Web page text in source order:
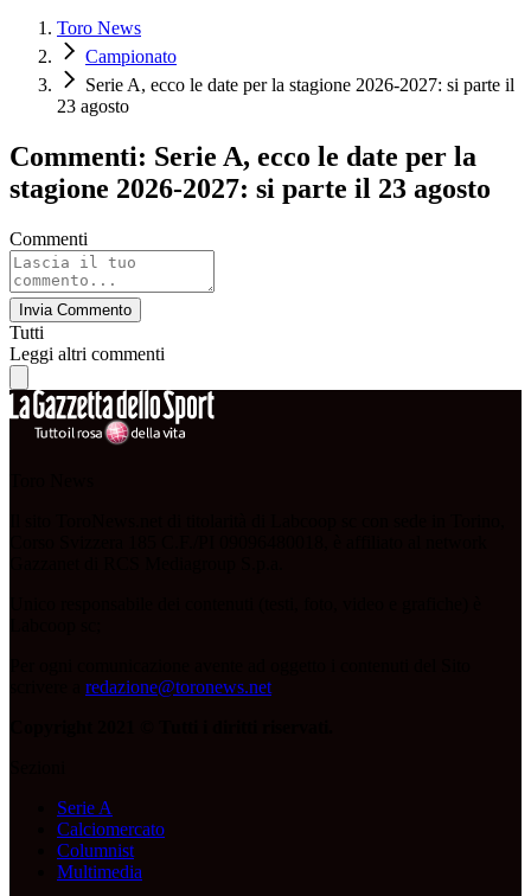
Toro News
Campionato
Serie A, ecco le date per la stagione 2026-2027: si parte il
23 agosto
Commenti: Serie A, ecco le date per la
stagione 2026-2027: si parte il 23 agosto
Commenti
Invia Commento
Tutti
Leggi altri commenti
redazione@toronews.net
Serie A
Calciomercato
Columnist
Multimedia